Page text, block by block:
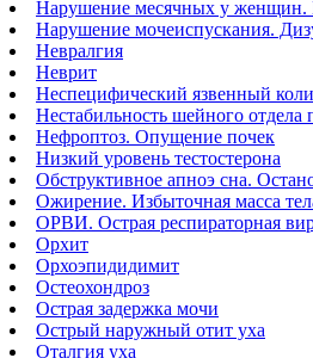
Нарушение месячных у женщин.
Нарушение мочеиспускания.
Невралгия
Неврит
Неспецифический язвенный
Нестабильность шейного отдела
Нефроптоз. Опущение почек
Низкий уровень тестостерона
Обструктивное апноэ сна.
Ожирение. Избыточная масса
ОРВИ. Острая респираторная
Орхит
Орхоэпидидимит
Остеохондроз
Острая задержка мочи
Острый наружный отит уха
Оталгия уха